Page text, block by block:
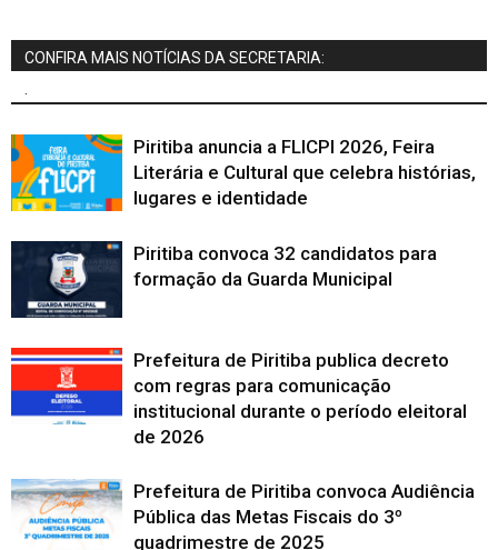
CONFIRA MAIS NOTÍCIAS DA SECRETARIA:
Piritiba anuncia a FLICPI 2026, Feira
Literária e Cultural que celebra histórias,
lugares e identidade
Piritiba convoca 32 candidatos para
formação da Guarda Municipal
Prefeitura de Piritiba publica decreto
com regras para comunicação
institucional durante o período eleitoral
de 2026
Prefeitura de Piritiba convoca Audiência
Pública das Metas Fiscais do 3º
quadrimestre de 2025